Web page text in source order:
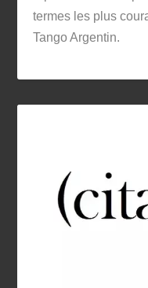
termes les plus
Tango Argentin.